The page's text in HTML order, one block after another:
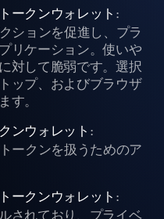
ークンウォレット :
ションを促進し、プラ
リケーション。使いや
対して脆弱です。選択
ップ、およびブラウザ
。
ンウォレット :
ークンを扱うためのア
ークンウォレット :
されており、プライベ